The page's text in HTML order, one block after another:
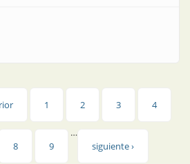
| Edge computing como ventaja
1 2 3 4
8 9
…
siguiente ›